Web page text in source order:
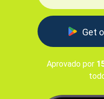
Get
Aprovado por